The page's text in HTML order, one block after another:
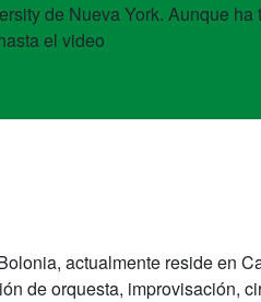
de Nueva York. Aunque
el video
actualmente reside en
de orquesta, improvisación,